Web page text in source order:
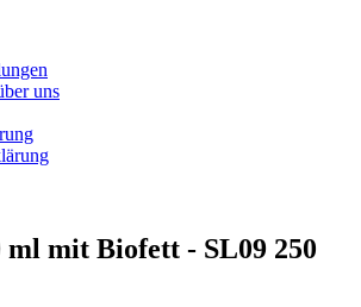
uns
ml mit Biofett - SL09 250